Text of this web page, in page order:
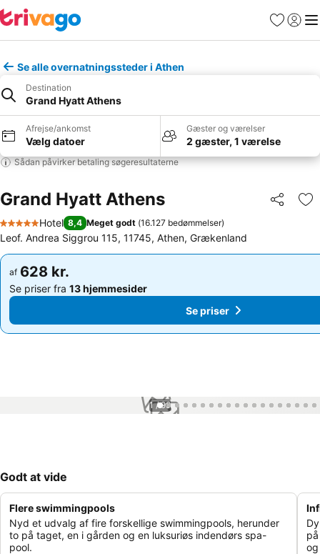
Favoritter
Log ind
Se alle overnatningssteder i Athen
Destination
Grand Hyatt Athens
Afrejse/ankomst
Vælg datoer
Gæster og værelser
2 gæster, 1 værelse
Sådan påvirker betaling søgeresultaterne
Grand Hyatt Athens Del
5 Stjerner
Hotel 8,4 Meget godt (16.127 bedømmelser)
Leof. Andrea Siggrou 115, 11745, Athen, Grækenland
af 628 kr.
Se priser fra 13 hjemmesider
af 628 kr.
Se priser fra 13 hjemmesider
Se priser
1 / 99
Godt at vide
Flere swimmingpools
Nyd et udvalg af fire forskellige swimmingpools, herunder
to på taget, en i gården og en luksuriøs indendørs spa-
pool.